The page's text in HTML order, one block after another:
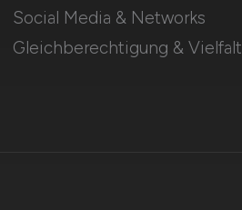
Social Media & Networks
Gleichberechtigung & Vielfalt